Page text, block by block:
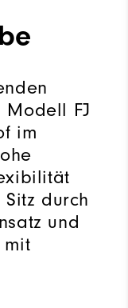
FJ
im
durch
und